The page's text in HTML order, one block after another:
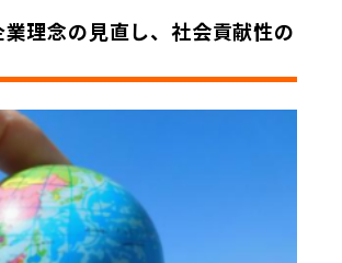
理念の見直し、社会貢献性の